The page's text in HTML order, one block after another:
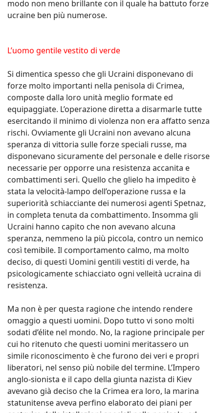
modo non meno brillante con il quale ha battuto forze
ucraine ben più numerose.
L’uomo gentile vestito di verde
Si dimentica spesso che gli Ucraini disponevano di
forze molto importanti nella penisola di Crimea,
composte dalla loro unità meglio formate ed
equipaggiate. L’operazione diretta a disarmarle tutte
esercitando il minimo di violenza non era affatto senza
rischi. Ovviamente gli Ucraini non avevano alcuna
speranza di vittoria sulle forze speciali russe, ma
disponevano sicuramente del personale e delle risorse
necessarie per opporre una resistenza accanita e
combattimenti seri. Quello che glielo ha impedito è
stata la velocità-lampo dell’operazione russa e la
superiorità schiacciante dei numerosi agenti Spetnaz,
in completa tenuta da combattimento. Insomma gli
Ucraini hanno capito che non avevano alcuna
speranza, nemmeno la più piccola, contro un nemico
così temibile. Il comportamento calmo, ma molto
deciso, di questi Uomini gentili vestiti di verde, ha
psicologicamente schiacciato ogni velleità ucraina di
resistenza.
Ma non è per questa ragione che intendo rendere
omaggio a questi uomini. Dopo tutto vi sono molti
sodati d’élite nel mondo. No, la ragione principale per
cui ho ritenuto che questi uomini meritassero un
simile riconoscimento è che furono dei veri e propri
liberatori, nel senso più nobile del termine. L’Impero
anglo-sionista e il capo della giunta nazista di Kiev
avevano già deciso che la Crimea era loro, la marina
statunitense aveva perfino elaborato dei piani per